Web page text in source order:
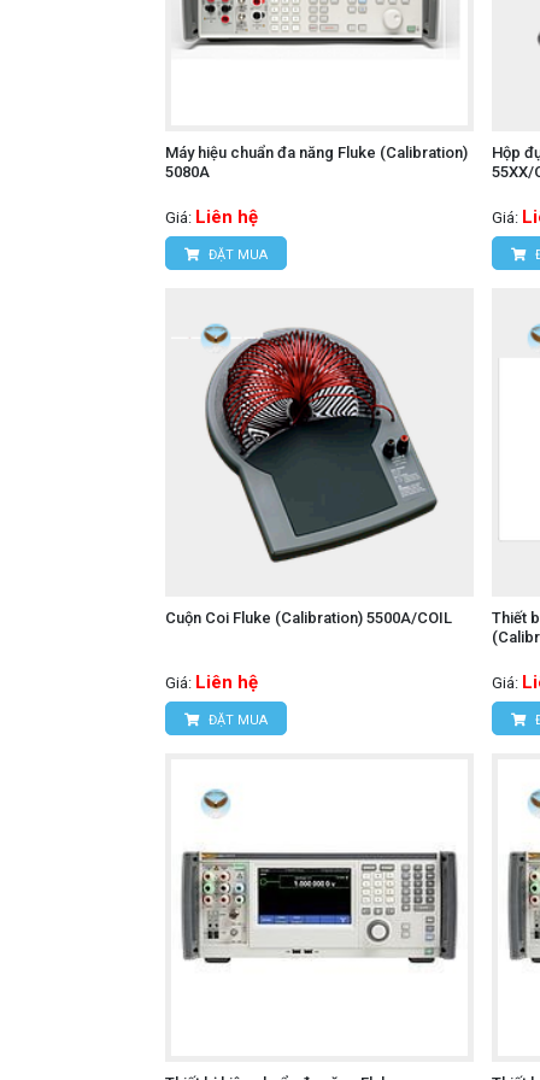
Máy hiệu chuẩn đa năng Fluke (Calibration)
5080A
Giá: Liên hệ
ĐẶT MUA
Hộp
55XX/
Giá:
Cuộn Coi Fluke (Calibration) 5500A/COIL
Giá: Liên hệ
ĐẶT MUA
Thiết
Giá: